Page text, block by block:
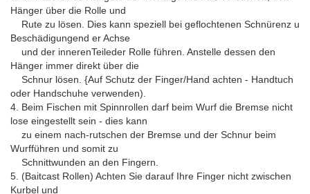
Hänger über die Rolle und
Rute zu lösen. Dies kann speziell bei geflochtenen Schnürenz u
Beschädigungend er Achse
und der innerenTeileder Rolle führen. Anstelle dessen den
Hänger immer direkt über die
Schnur lösen. {Auf Schutz der Finger/Hand achten - Handtuch
oder Handschuhe verwenden).
4. Beim Fischen mit Spinnrollen darf beim Wurf die Bremse nicht
lose eingestellt sein - dies kann
zu einem nach-rutschen der Bremse und der Schnur beim
Wurfführen und somit zu
Schnittwunden an den Fingern.
5. (Baitcast Rollen) Achten Sie darauf Ihre Finger nicht zwischen
Kurbel und